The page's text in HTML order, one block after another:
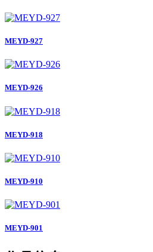
MEYD-927
MEYD-926
MEYD-918
MEYD-910
MEYD-901